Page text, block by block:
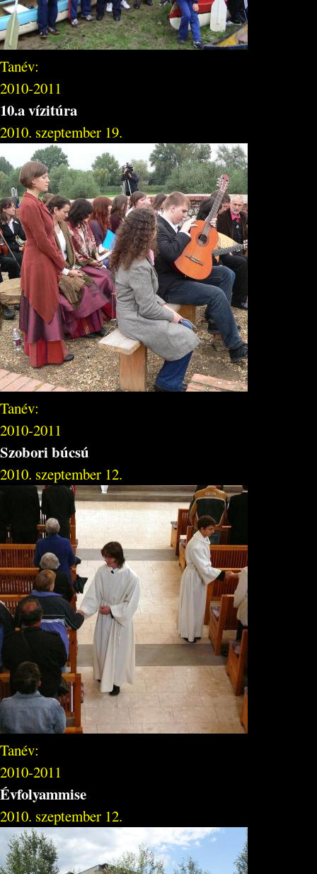
Tanév:
2010-2011
10.a vízitúra
2010. szeptember 19.
Tanév:
2010-2011
Szobori búcsú
2010. szeptember 12.
Tanév:
2010-2011
Évfolyammise
2010. szeptember 12.